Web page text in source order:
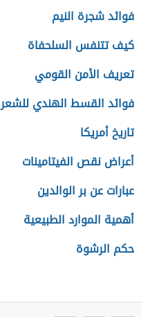
فوائد شجرة النيم
كيف تتنفس السلحفاة
تعريف الأمن القومي
فوائد القسط الهندي للشعر
تاريخ أمريكا
أعراض نقص الفيتامينات
عبارات عن بر الوالدين
أهمية الموارد الطبيعية
حكم الرشوة